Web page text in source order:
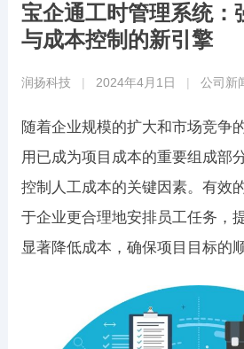
宝企通工时管理系统：
与成本控制的新引擎
润扬科技 2024年4月1日 公司新
随着企业规模的扩大和市场竞争
用已成为项目成本的重要组成部
控制人工成本的关键因素。有效
于企业更合理地安排员工任务，
显著降低成本，确保项目目标的